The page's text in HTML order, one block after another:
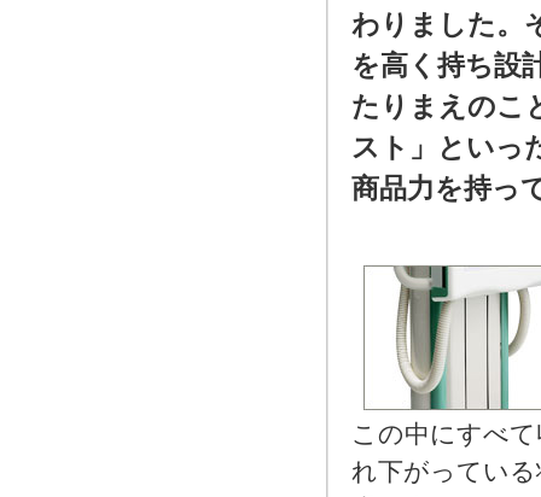
わりました。
を高く持ち設
たりまえのこ
スト」といっ
商品力を持っ
この中にすべ
れ下がってい